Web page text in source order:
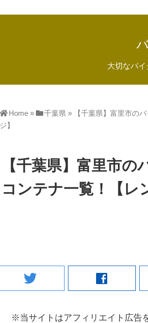
大切なバイ
Home » 千葉県 »
【千葉県】富里市の
ジ】
【千葉県】富里市
コンテナ一覧！【レ
twitter facebook
※当サイトはアフィリエイト広告